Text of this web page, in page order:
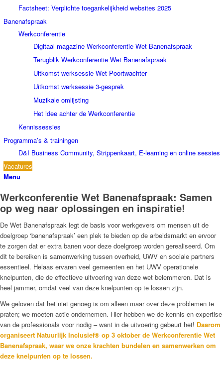
Factsheet: Verplichte toegankelijkheid websites 2025
Banenafspraak
Werkconferentie
Digitaal magazine Werkconferentie Wet Banenafspraak
Terugblik Werkconferentie Wet Banenafspraak
Uitkomst werksessie Wet Poortwachter
Uitkomst werksessie 3-gesprek
Muzikale omlijsting
Het idee achter de Werkconferentie
Kennissessies
Programma’s & trainingen
D&I Business Community, Strippenkaart, E-learning en online sessies
Vacatures
Menu
Werkconferentie Wet Banenafspraak: Samen
op weg naar oplossingen en inspiratie!
De Wet Banenafspraak legt de basis voor werkgevers om mensen uit de
doelgroep ‘banenafspraak’ een plek te bieden op de arbeidsmarkt en ervoor
te zorgen dat er extra banen voor deze doelgroep worden gerealiseerd. Om
dit te bereiken is samenwerking tussen overheid, UWV en sociale partners
essentieel. Helaas ervaren veel gemeenten en het UWV operationele
knelpunten, die de effectieve uitvoering van deze wet belemmeren. Dat is
heel jammer, omdat veel van deze knelpunten op te lossen zijn.
We geloven dat het niet genoeg is om alleen maar over deze problemen te
praten; we moeten actie ondernemen. Hier hebben we de kennis en expertise
van de professionals voor nodig – want in de uitvoering gebeurt het! Daarom
organiseert Natuurlijk Inclusief® op 3 oktober de Werkconferentie Wet
Banenafspraak, waar we onze krachten bundelen en samenwerken om
deze knelpunten op te lossen.